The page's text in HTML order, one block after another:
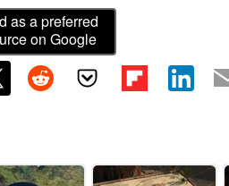
as a preferred
on Google